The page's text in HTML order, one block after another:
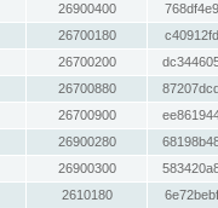
26900400
26700180
26700200
26700880
26700900
26900280
26900300
2610180